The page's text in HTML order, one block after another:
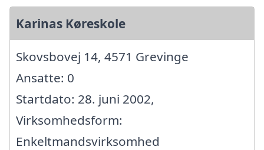
Karinas Køreskole
Skovsbovej 14, 4571 Grevinge
Ansatte: 0
Startdato: 28. juni 2002,
Virksomhedsform:
Enkeltmandsvirksomhed